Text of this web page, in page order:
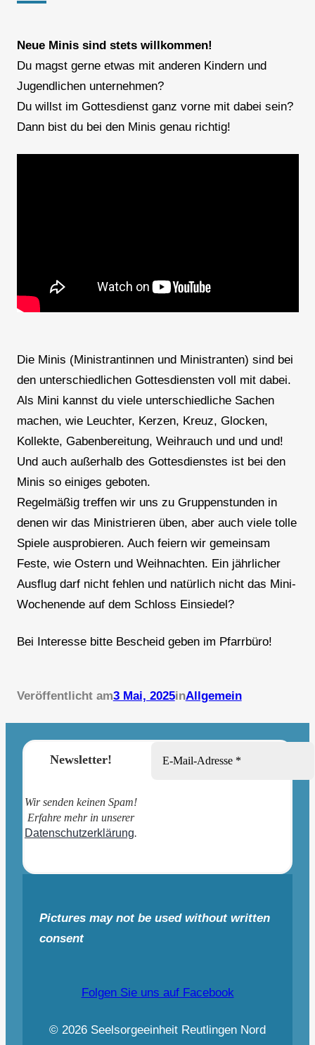
Neue Minis sind stets willkommen!
Du magst gerne etwas mit anderen Kindern und
Jugendlichen unternehmen?
Du willst im Gottesdienst ganz vorne mit dabei sein?
Dann bist du bei den Minis genau richtig!
Die Minis (Ministrantinnen und Ministranten) sind bei
den unterschiedlichen Gottesdiensten voll mit dabei.
Als Mini kannst du viele unterschiedliche Sachen
machen, wie Leuchter, Kerzen, Kreuz, Glocken,
Kollekte, Gabenbereitung, Weihrauch und und und!
Und auch außerhalb des Gottesdienstes ist bei den
Minis so einiges geboten.
Regelmäßig treffen wir uns zu Gruppenstunden in
denen wir das Ministrieren üben, aber auch viele tolle
Spiele ausprobieren. Auch feiern wir gemeinsam
Feste, wie Ostern und Weihnachten. Ein jährlicher
Ausflug darf nicht fehlen und natürlich nicht das Mini-
Wochenende auf dem Schloss Einsiedel?
Bei Interesse bitte Bescheid geben im Pfarrbüro!
Veröffentlicht am3 Mai, 2025inAllgemein
Newsletter!
Wir senden keinen Spam!
Erfahre mehr in unserer
Datenschutzerklärung.
Pictures may not be used without written
consent
Folgen Sie uns auf Facebook
© 2026 Seelsorgeeinheit Reutlingen Nord